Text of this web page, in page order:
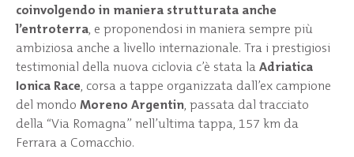
coinvolgendo in maniera strutturata anche
l’entroterra, e proponendosi in maniera sempre più
ambiziosa anche a livello internazionale. Tra i prestigiosi
testimonial della nuova ciclovia c’è stata laAdriatica
Ionica Race, corsa a tappe organizzata dall’ex campione
del mondo Moreno Argentin, passata dal tracciato
della “Via Romagna” nell’ultima tappa, 157 km da
Ferrara a Comacchio.